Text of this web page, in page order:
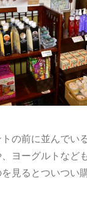
の前に並んでい
ヨーグルトなど
見るとついつい